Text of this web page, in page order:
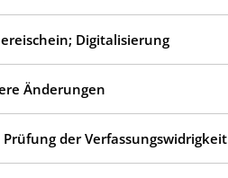
Digitalisierung
Änderungen
der Verfassungswidrigkeit